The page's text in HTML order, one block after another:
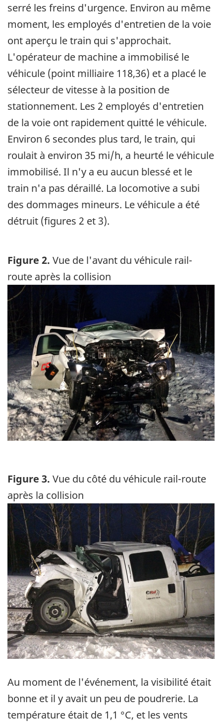
serré les freins d'urgence. Environ au même
moment, les employés d'entretien de la voie
ont aperçu le train qui s'approchait.
L'opérateur de machine a immobilisé le
véhicule (point milliaire 118,36) et a placé le
sélecteur de vitesse à la position de
stationnement. Les 2 employés d'entretien
de la voie ont rapidement quitté le véhicule.
Environ 6 secondes plus tard, le train, qui
roulait à environ 35 mi/h, a heurté le véhicule
immobilisé. Il n'y a eu aucun blessé et le
train n'a pas déraillé. La locomotive a subi
des dommages mineurs. Le véhicule a été
détruit (figures 2 et 3).
Figure 2. Vue de l'avant du véhicule rail-
route après la collision
Image
Figure 3. Vue du côté du véhicule rail-route
après la collision
Image
Au moment de l'événement, la visibilité était
bonne et il y avait un peu de poudrerie. La
température était de 1,1 °C, et les vents